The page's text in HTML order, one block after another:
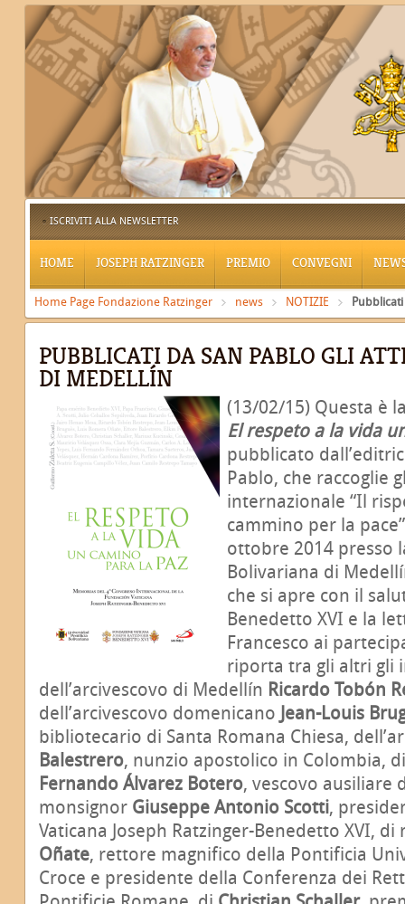
ISCRIVITI ALLA NEWSLETTER
HOME JOSEPH RATZINGER PREMIO CONVEGNI
Home Page Fondazione Ratzinger news NOTIZIE
PUBBLICATI DA SAN PABLO GLI
DI MEDELLÍN
(13/02/15) Questa è
El respeto a la vida
pubblicato
Pablo, che raccoglie
internazionale “Il
cammino per la
ottobre 2014 presso
Bolivariana di
che si apre con il
Benedetto XVI e la
Francesco ai
riporta tra gli altri gli
dell’arcivescovo di Medellín Ricardo Tobón
dell’arcivescovo domenicano Jean-Louis
bibliotecario di Santa Romana Chiesa,
Balestrero, nunzio apostolico in Colombia,
Fernando Álvarez Botero, vescovo ausiliare
monsignor Giuseppe Antonio Scotti,
Vaticana Joseph Ratzinger-Benedetto XVI,
Oñate, rettore magnifico della Pontificia
Croce e presidente della Conferenza dei